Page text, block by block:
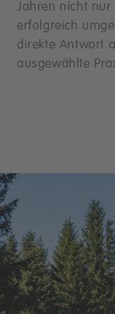
Jahren nicht nur
erfolgreich
direkte Antwort
ausgewählte